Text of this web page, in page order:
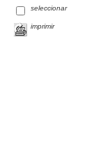
seleccionar
imprimir